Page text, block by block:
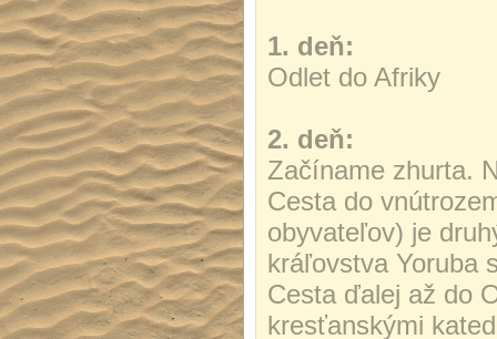
1. deň:
Odlet do Afriky
2. deň:
Začíname zhurta.
Cesta do
obyvateľov) je
kráľovstva Yoruba
Cesta ďalej až do
kresťanskými